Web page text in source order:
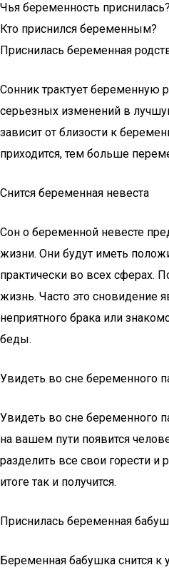
Чья беременность приснилась?
Кто приснился беременным?
Приснилась беременная
Сонник трактует беременную
серьезных изменений в
зависит от близости к
приходится, тем больше
Снится беременная невеста
Сон о беременной невесте
жизни. Они будут иметь
практически во всех сферах.
жизнь. Часто это сновидение
неприятного брака или
беды.
Увидеть во сне беременного
Увидеть во сне беременного
на вашем пути появится
разделить все свои горести и
итоге так и получится.
Приснилась беременная
Беременная бабушка снится к